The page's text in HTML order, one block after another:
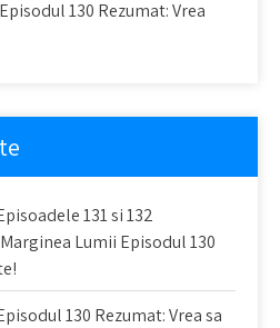
130 Rezumat: Vrea
131 si 132
Lumii Episodul 130
130 Rezumat: Vrea sa